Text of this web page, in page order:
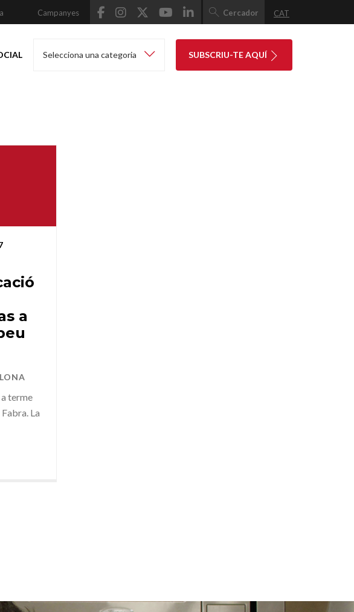
Campanyes Cercador CAT
Selecciona una categoria SUBSCRIU-TE AQUÍ
a
terme
La